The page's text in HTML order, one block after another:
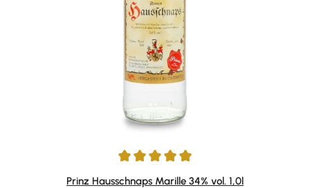
Durchschnittliche Bewertung von 4.92 von 5 Sternen
Prinz Hausschnaps Marille 34% vol. 1,0l